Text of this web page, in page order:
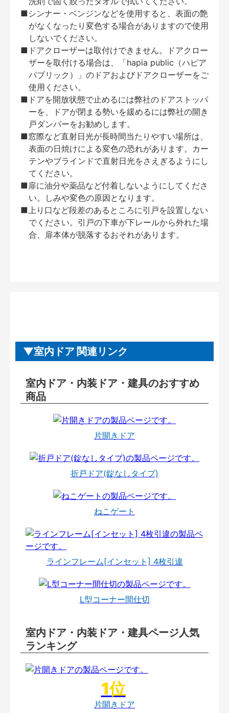
■シンナー・ベンジンなどを使用すると、表面の艶
がなくなったり変色する場合がありますので使用
しないでください。
■ドアクローザーは取付けできません。ドアクロー
ザーを取付ける場合は、「hapia public（ハピア
パブリック）」のドアおよびドアクローザーをご
使用ください。
■ドアを開放状態で止めるには弊社のドアストッパ
ーを、ドアが閉まる勢いを緩めるには弊社の開き
戸ダンパーをお勧めします。
■窓際など直射日光が長時間当たりやすい場所は、
表面の日焼けによる変色の恐れがあります。カー
テンやブラインドで直射日光をさえぎるようにし
てください。
■扉に油分や薬品など付着しないようにしてくださ
い。しみや変色の原因となります。
■上り口など段差のあるところに引戸を設置しない
でください。引戸の下車が下レールから外れた場
合、扉本体が脱落するおそれがあります。
室内ドア 関連リンク
室内ドア・内装ドア・建具のおすすめ
商品
片開きドア
折戸ドア(錠なしタイプ)
ねこゲート
ラインフレーム[インセット] 4枚引違
L型コーナー間仕切
室内ドア・内装ドア・建具ページ人気
ランキング
片開きドア